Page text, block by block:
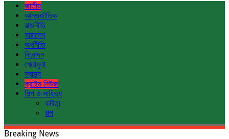
জাতীয়
আন্তর্জাতিক
রাজনীতি
সারাদেশ
অর্থনীতি
বিনোদন
খেলাধুলা
স্বাস্থ্য
ক্রাইম নিউজ
শিল্প ও সাহিত্য
কবিতা
গল্প
Breaking News